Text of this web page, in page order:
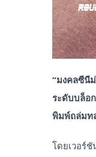
“มงคลซีนี
ระดับบล็อ
พิมพ์ถล่มท
โดยเวอร์